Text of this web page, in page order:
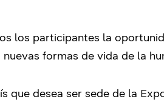
los participantes la
formas de vida de la
que desea ser sede de la